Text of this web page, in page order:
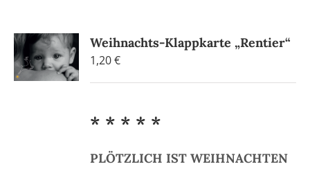
Weihnachts-Klappkarte „Rentier“
1,20€
* * * * *
PLÖTZLICH IST WEIHNACHTEN